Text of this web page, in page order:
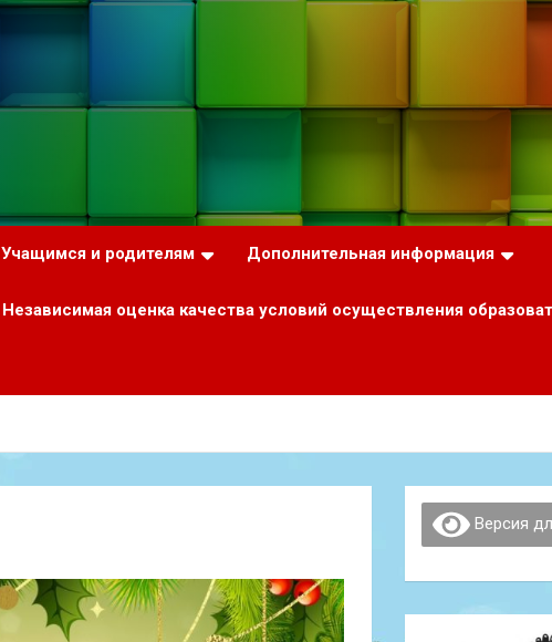
Учащимся и родителям Дополнительная информация
Независимая оценка качества условий осуществления
Версия